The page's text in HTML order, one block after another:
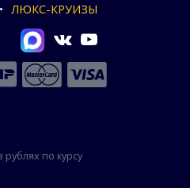
ЛЮКС-КРУИЗЫ
по курсу